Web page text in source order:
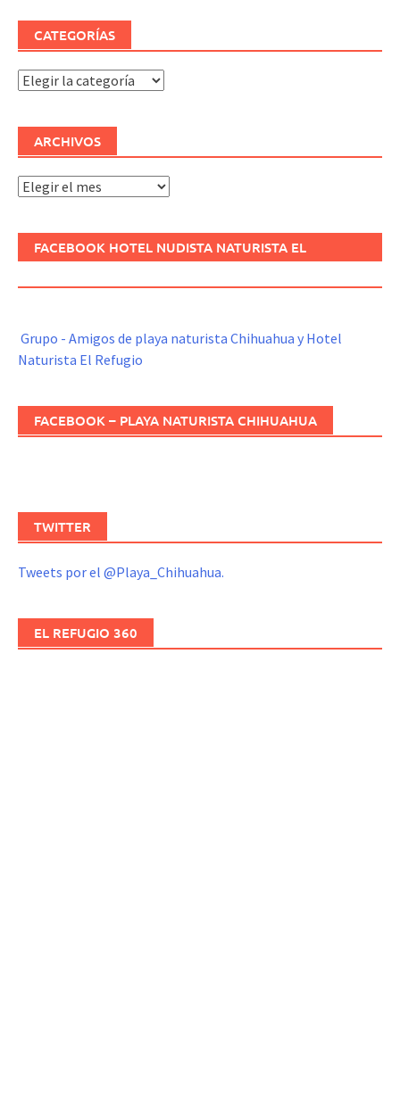
CATEGORÍAS
Categorías
ARCHIVOS
Archivos
FACEBOOK HOTEL NUDISTA NATURISTA EL
Grupo - Amigos de playa naturista Chihuahua y Hotel
Naturista El Refugio
FACEBOOK – PLAYA NATURISTA CHIHUAHUA
TWITTER
Tweets por el @Playa_Chihuahua.
EL REFUGIO 360